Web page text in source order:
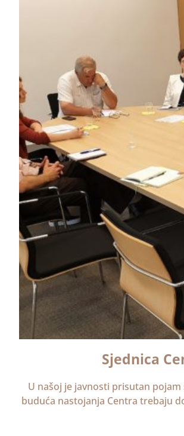
Sjednica
U našoj je javnosti prisutan
buduća nastojanja Centra trebaju